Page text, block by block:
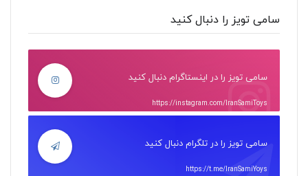
سامی تویز را دنبال کنید
سامی تویز را در اینستاگرام دنبال کنید
https://instagram.com/IranSamiToys
سامی تویز را در تلگرام دنبال کنید
https://t.me/IranSamiYoys